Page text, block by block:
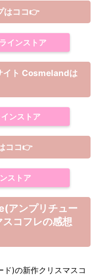
はココ👉
インストア
イト Cosmelandは
ンストア
ココ👉
ストア
アンプリチュー
コフレの感想
)の新作クリスマスコ